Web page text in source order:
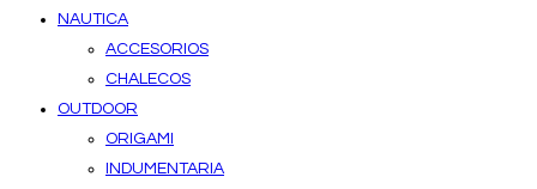
NAUTICA
ACCESORIOS
CHALECOS
OUTDOOR
ORIGAMI
INDUMENTARIA